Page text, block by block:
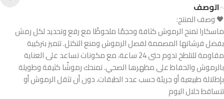
الوصف
🖤 وصف المنتج:
ماسكارا تمنح الرموش كثافة وحجمًا ملحوظًا مع رفع وتحديد لكل رمش
بفضل فرشاتها المصممة لفصل الرموش ومنع التكتل. تتميز بتركيبة
مقاومة للتلطخ تدوم حتى 24 ساعة، مع مكونات تساعد على العناية
بالرموش والحفاظ على مظهرها الصحي. تمنحك رموشًا كثيفة وطويلة
بإطلالة طبيعية أو جريئة حسب عدد الطبقات، دون أن تثقل الرموش أو
تتساقط خلال اليوم